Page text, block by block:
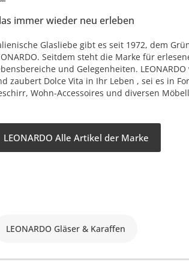
immer wieder neu erleben
Glasliebe gibt es seit 1972, dem
Seitdem steht die Marke für
und Gelegenheiten.
zaubert Dolce Vita in Ihr Leben , sei es in
Wohn-Accessoires und diversen
LEONARDO Alle Artikel der Marke
LEONARDO Gläser & Karaffen